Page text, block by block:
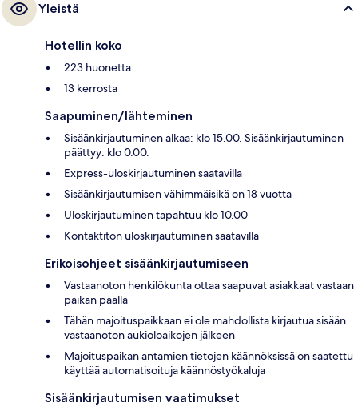
Yleistä
Hotellin koko
223 huonetta
13 kerrosta
Saapuminen/lähteminen
Sisäänkirjautuminen alkaa: klo 15.00. Sisäänkirjautuminen
päättyy: klo 0.00.
Express-uloskirjautuminen saatavilla
Sisäänkirjautumisen vähimmäisikä on 18 vuotta
Uloskirjautuminen tapahtuu klo 10.00
Kontaktiton uloskirjautuminen saatavilla
Erikoisohjeet sisäänkirjautumiseen
Vastaanoton henkilökunta ottaa saapuvat asiakkaat vastaan
paikan päällä
Tähän majoituspaikkaan ei ole mahdollista kirjautua sisään
vastaanoton aukioloaikojen jälkeen
Majoituspaikan antamien tietojen käännöksissä on saatettu
käyttää automatisoituja käännöstyökaluja
Sisäänkirjautumisen vaatimukset